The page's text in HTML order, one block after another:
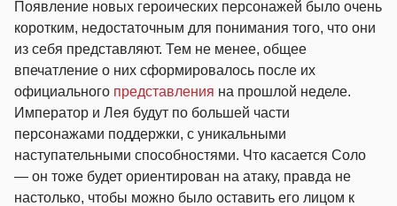
Появление новых героических персонажей было очень
коротким, недостаточным для понимания того, что они
из себя представляют. Тем не менее, общее
впечатление о них сформировалось после их
официального представления на прошлой неделе.
Император и Лея будут по большей части
персонажами поддержки, с уникальными
наступательными способностями. Что касается Соло
— он тоже будет ориентирован на атаку, правда не
настолько, чтобы можно было оставить его лицом к